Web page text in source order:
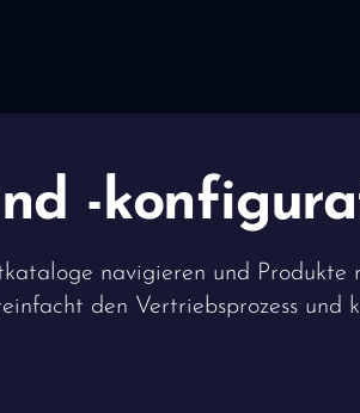
-
navigieren und Produkte
den Vertriebsprozess und